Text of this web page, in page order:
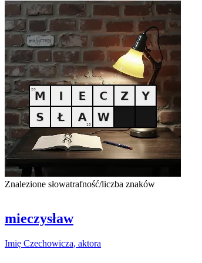
Znalezione słowatrafność/liczba znaków
mieczysław
Imię Czechowicza, aktora